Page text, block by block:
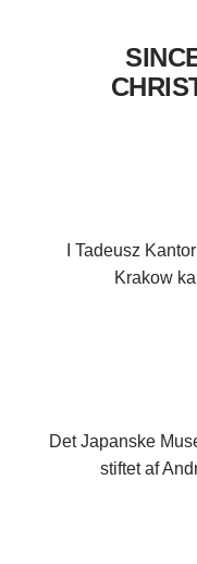
I Tadeusz
Krakow
Det Japanske
stiftet af